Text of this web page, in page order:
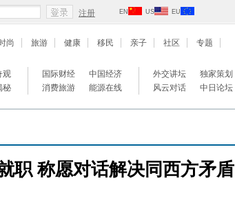
注册 EN US EU
尚 旅游 健康 移民 亲子 社区 专题
观
秘
国际财经
中国经济
消费旅游
能源在线
外交讲坛
独家策划
风云对话
中日论坛
职 称愿对话解决同西方矛盾